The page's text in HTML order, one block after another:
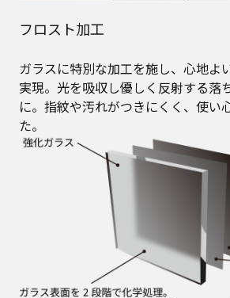
フロスト加工
ガラスに特別な加工を施し、心地よ
実現。光を吸収し優しく反射する落
に。指紋や汚れがつきにくく、使い
た。